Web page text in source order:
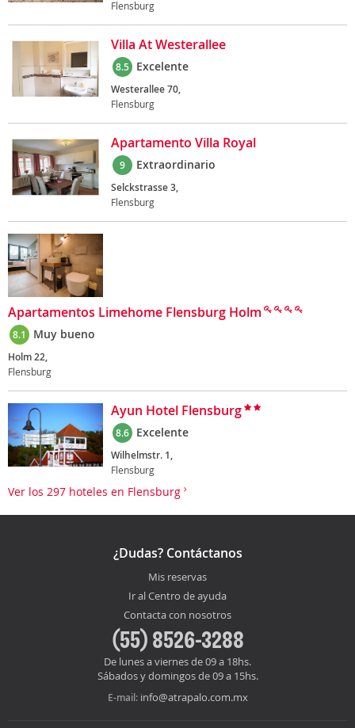
Flensburg
Villa At Westerallee
8.5 Excelente
Westerallee 70,
Flensburg
Apartamento Villa Royal
9 Extraordinario
Selckstrasse 3,
Flensburg
Apartamentos Limehome Flensburg Holm
8.1 Muy bueno
Holm 22,
Flensburg
Ayun Hotel Flensburg
8.6 Excelente
Wilhelmstr. 1,
Flensburg
Ver los 297 hoteles en Flensburg
¿Dudas? Contáctanos
Mis reservas
Ir al Centro de ayuda
Contacta con nosotros
(55) 8526-3288
De lunes a viernes de 09 a 18hs.
Sábados y domingos de 09 a 15hs.
E-mail: info@atrapalo.com.mx